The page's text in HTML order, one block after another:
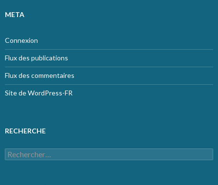
META
Connexion
Flux des publications
Flux des commentaires
Site de WordPress-FR
RECHERCHE
Rechercher :